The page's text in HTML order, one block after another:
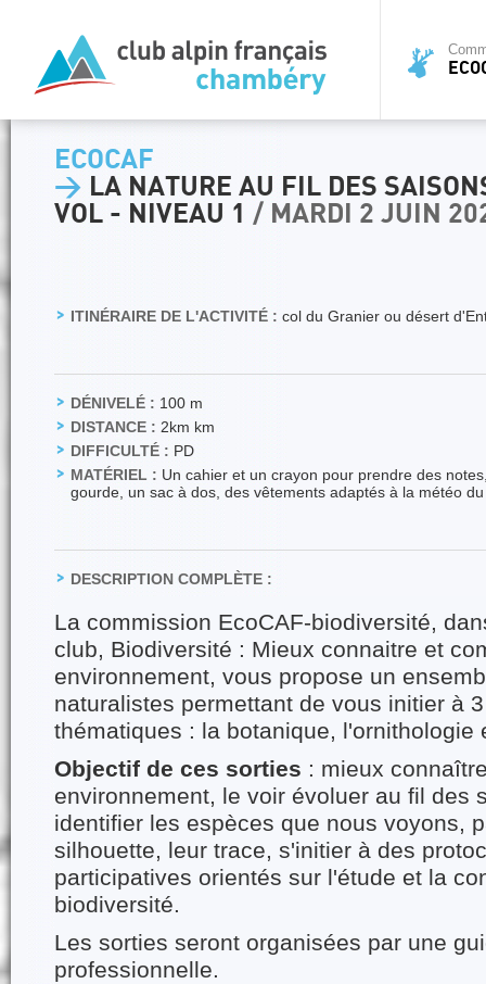
ECOCAF
> LA NATURE AU FIL DES
VOL - NIVEAU 1 / MARDI 2 JUIN
ITINÉRAIRE DE L'ACTIVITÉ : col du Granier ou désert
DÉNIVELÉ : 100 m
DISTANCE : 2km km
DIFFICULTÉ : PD
MATÉRIEL : Un cahier et un crayon pour prendre des
gourde, un sac à dos, des vêtements adaptés à la météo
DESCRIPTION COMPLÈTE :
La commission EcoCAF-biodiversité,
club, Biodiversité : Mieux connaitre et
environnement, vous propose un
naturalistes permettant de vous initier à
thématiques : la botanique, l'ornithologie
Objectif de ces sorties : mieux
environnement, le voir évoluer au fil des
identifier les espèces que nous voyons,
silhouette, leur trace, s'initier à des
participatives orientés sur l'étude et la
biodiversité.
Les sorties seront organisées par une
professionnelle.